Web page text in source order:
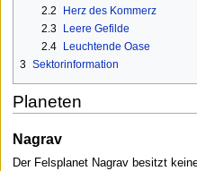
2.2
Herz des Kommerz
2.3 Leere Gefilde
2.4
Leuchtende Oase
3 Sektorinformation
Planeten
Nagrav
Der Felsplanet Nagrav besitzt